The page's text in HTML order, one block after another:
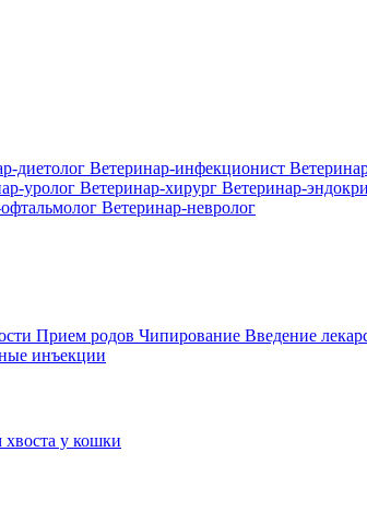
диетолог Ветеринар-инфекционист
уролог Ветеринар-хирург Ветеринар-
Ветеринар-невролог
Прием родов Чипирование Введение
инъекции
у кошки